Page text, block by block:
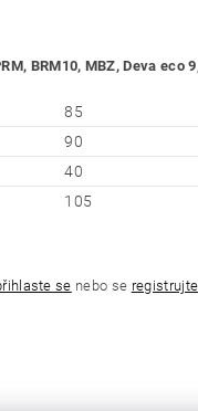
BRM10, MBZ, Deva eco
85
90
40
105
se nebo se registrujte